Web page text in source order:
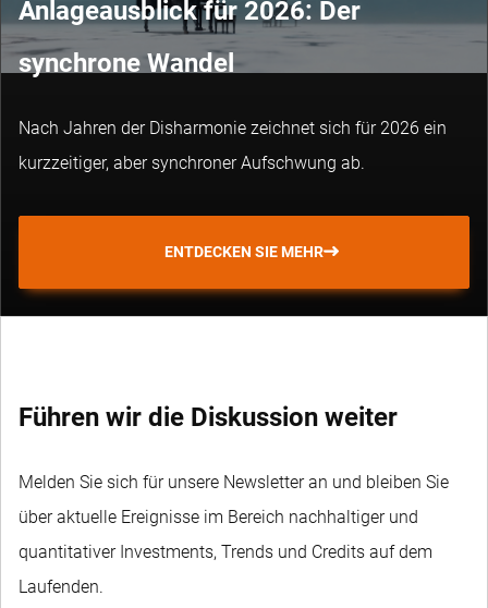
Anlageausblick für 2026: Der
synchrone Wandel
Nach Jahren der Disharmonie zeichnet sich für 2026 ein
kurzzeitiger, aber synchroner Aufschwung ab.
ENTDECKEN SIE MEHR
Führen wir die Diskussion weiter
Melden Sie sich für unsere Newsletter an und bleiben Sie
über aktuelle Ereignisse im Bereich nachhaltiger und
quantitativer Investments, Trends und Credits auf dem
Laufenden.